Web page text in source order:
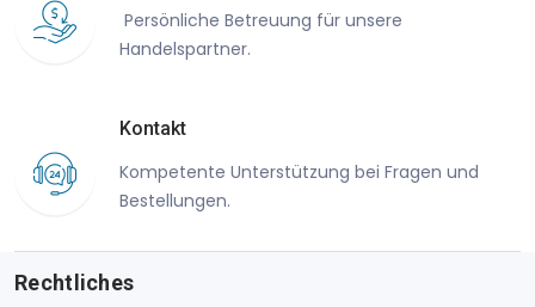
Persönliche Betreuung für unsere
Handelspartner.
Kontakt
Kompetente Unterstützung bei Fragen und
Bestellungen.
Rechtliches